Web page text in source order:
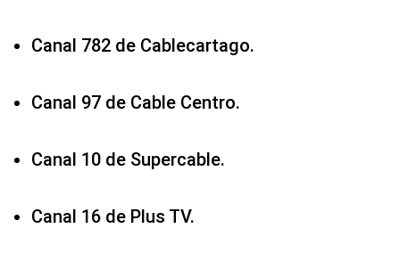
Canal 782 de Cablecartago.
Canal 97 de Cable Centro.
Canal 10 de Supercable.
Canal 16 de Plus TV.